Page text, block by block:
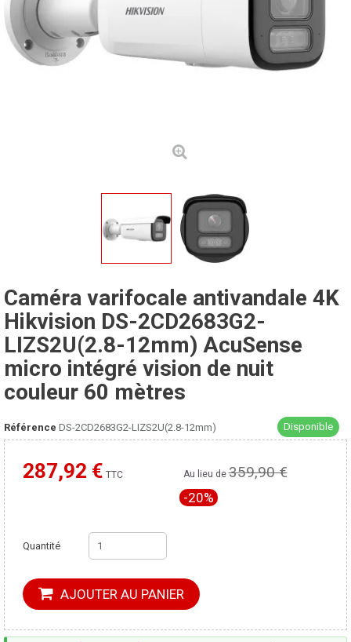
Caméra varifocale antivandale 4K
Hikvision DS-2CD2683G2-
LIZS2U(2.8-12mm) AcuSense
micro intégré vision de nuit
couleur 60 mètres
Référence DS-2CD2683G2-LIZS2U(2.8-12mm) Disponible
287,92 € TTC
Moins cher ailleurs ? Au lieu de359,90 €
-20%
Quantité
AJOUTER AU PANIER